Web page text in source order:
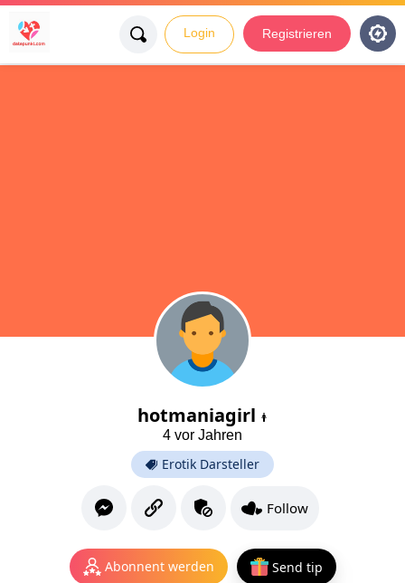
Login Registrieren
hotmaniagirl
4 vor Jahren
Erotik Darsteller
Follow
Abonnent werden Send tip